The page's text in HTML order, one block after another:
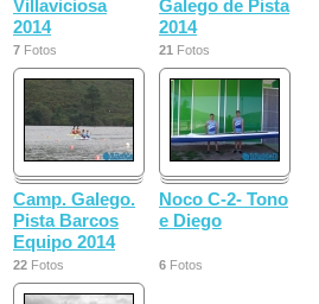
Villaviciosa
2014
7 Fotos
Galego de Pista
2014
21 Fotos
Camp. Galego.
Pista Barcos
Equipo 2014
22 Fotos
Noco C-2- Tono
e Diego
6 Fotos